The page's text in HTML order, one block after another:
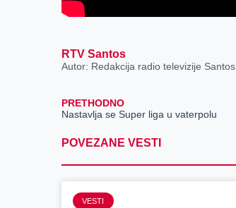
RTV Santos
Autor: Redakcija radio televizije Santos
PRETHODNO
Nastavlja se Super liga u vaterpolu
POVEZANE VESTI
VESTI